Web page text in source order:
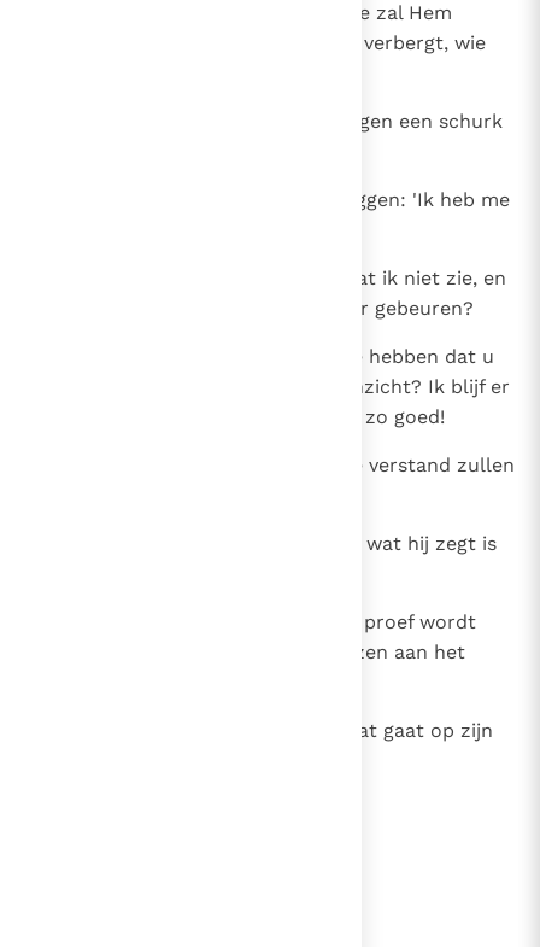
En dan nog: als Hij niets doet, wie zal Hem
oordelen? Als Hij zijn aangezicht verbergt, wie
Al laat Hij over volken en enkelingen een schurk
God blijft God! Moet Hij soms zeggen: 'Ik heb me
breng jij me aan mijn verstand wat ik niet zie, en
als ik fout deed, het zal niet meer gebeuren?
Moet Hij er, volgens u, vrede mee hebben dat u
Hem kiest of afwijst naar eigen inzicht? Ik blijf er
buiten. Zeg het maar, u weet het zo goed!
Ach, toehoorders met een beetje verstand zullen
'Job? Job spreekt als een dwaas, wat hij zegt is
God geve dat hij nog meer op de proef wordt
gesteld, want zijn woorden grenzen aan het
En dan komt er nog bij dat hij prat gaat op zijn